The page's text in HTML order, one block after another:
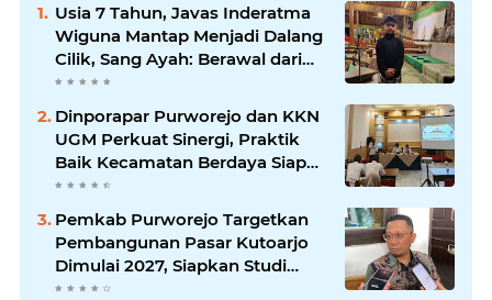
Usia 7 Tahun, Javas Inderatma
Wiguna Mantap Menjadi Dalang
Cilik, Sang Ayah: Berawal dari
Menonton Wayang di YouTube
Dinporapar Purworejo dan KKN
UGM Perkuat Sinergi, Praktik
Baik Kecamatan Berdaya Siap
Direplikasi
Pemkab Purworejo Targetkan
Pembangunan Pasar Kutoarjo
Dimulai 2027, Siapkan Studi
Kelayakan hingga DED